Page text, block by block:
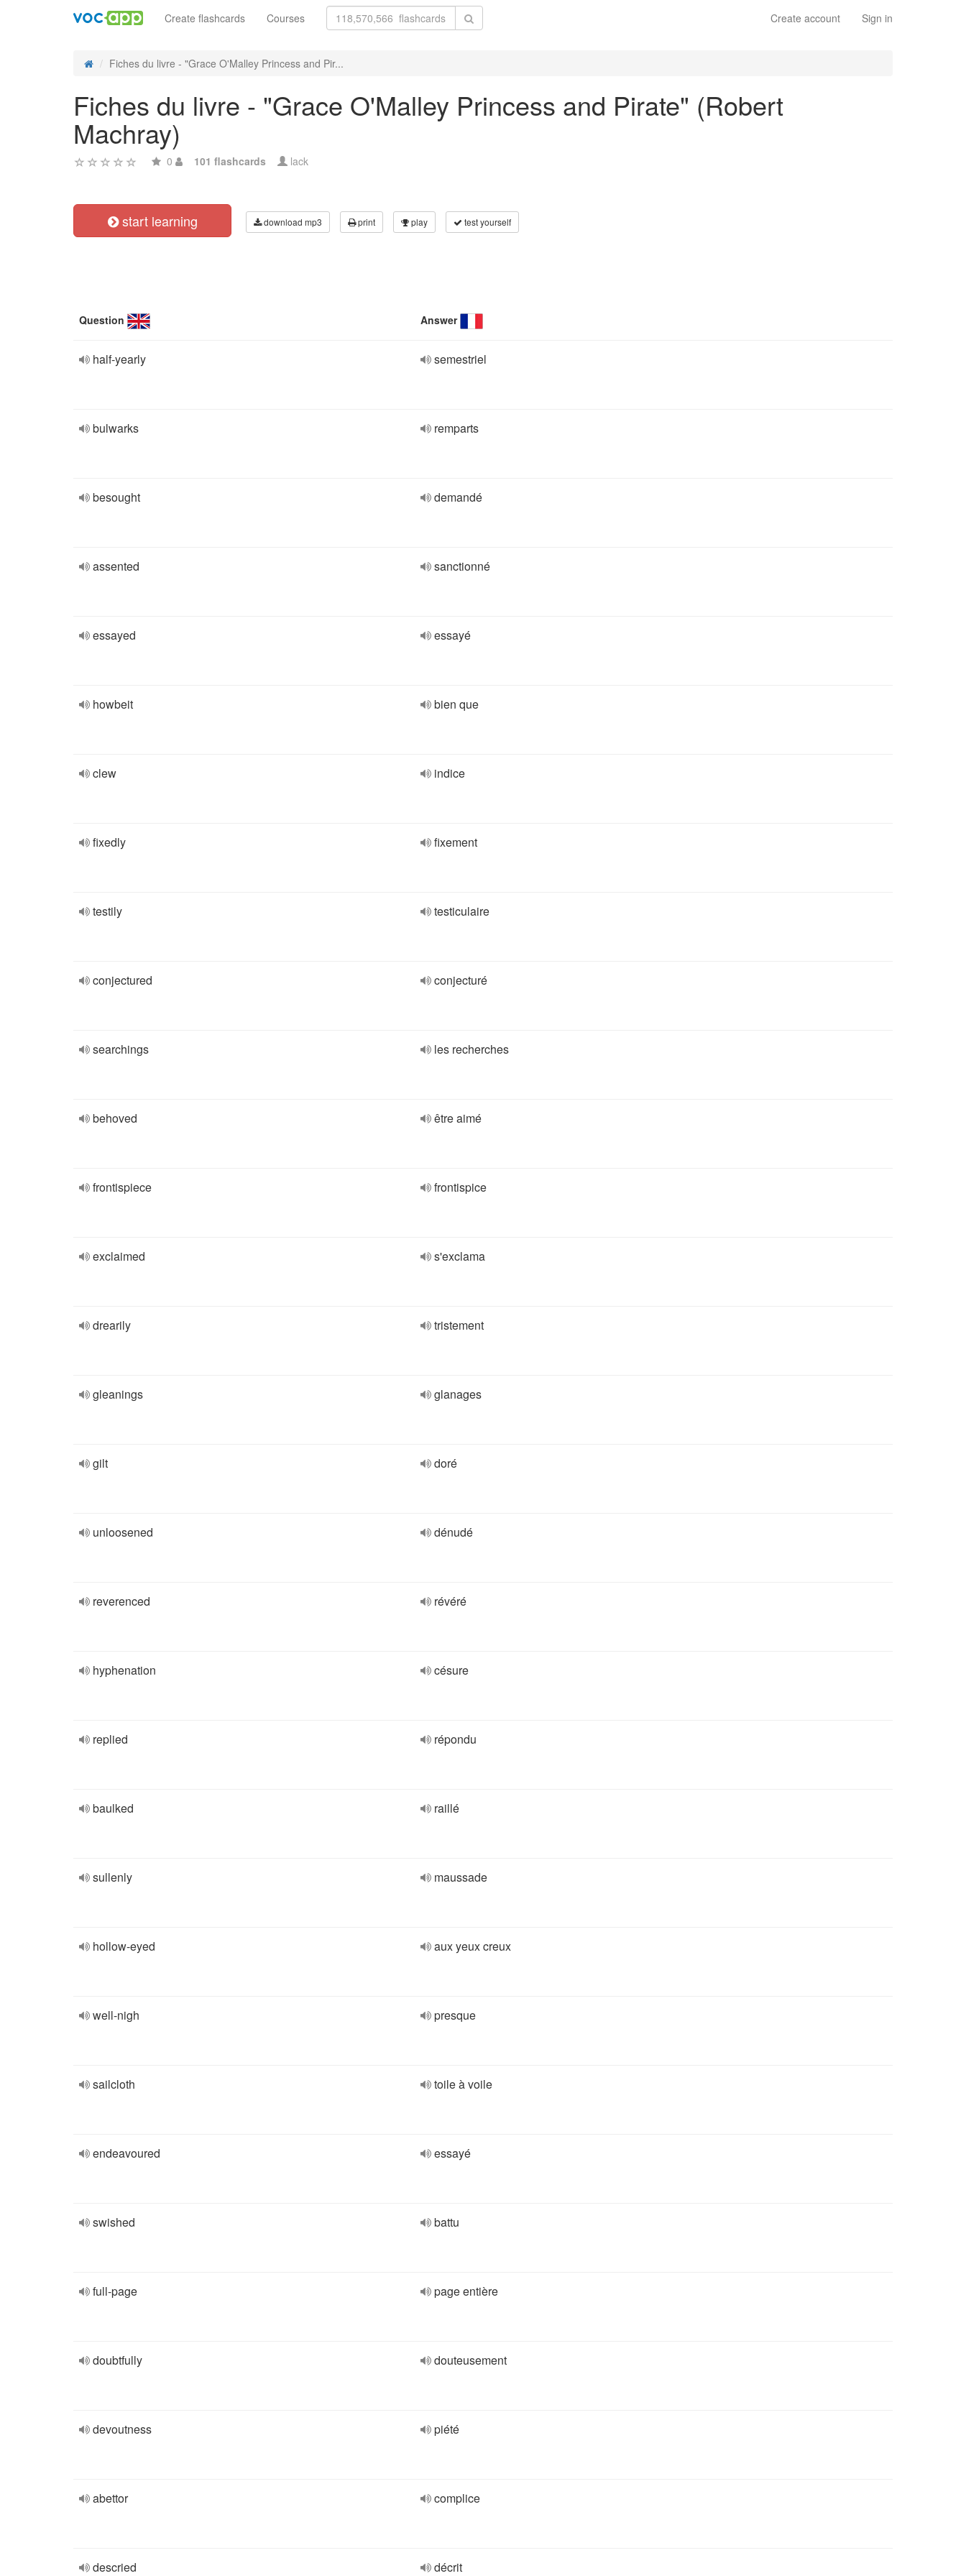
Create account Sign in
Create flashcards Courses
Fiches du livre - "Grace O'Malley Princess and Pir...
Fiches du livre - "Grace O'Malley Princess and Pirate" (Robert
Machray)
0 101 flashcards lack
start learning download mp3 print play test yourself
Question Answer
half-yearly semestriel
bulwarks remparts
besought demandé
assented sanctionné
essayed essayé
howbeit bien que
clew indice
fixedly fixement
testily testiculaire
conjectured conjecturé
searchings les recherches
behoved être aimé
frontispiece frontispice
exclaimed s'exclama
drearily tristement
gleanings glanages
gilt doré
unloosened dénudé
reverenced révéré
hyphenation césure
replied répondu
baulked raillé
sullenly maussade
hollow-eyed aux yeux creux
well-nigh presque
sailcloth toile à voile
endeavoured essayé
swished battu
full-page page entière
doubtfully douteusement
devoutness piété
abettor complice
descried décrit